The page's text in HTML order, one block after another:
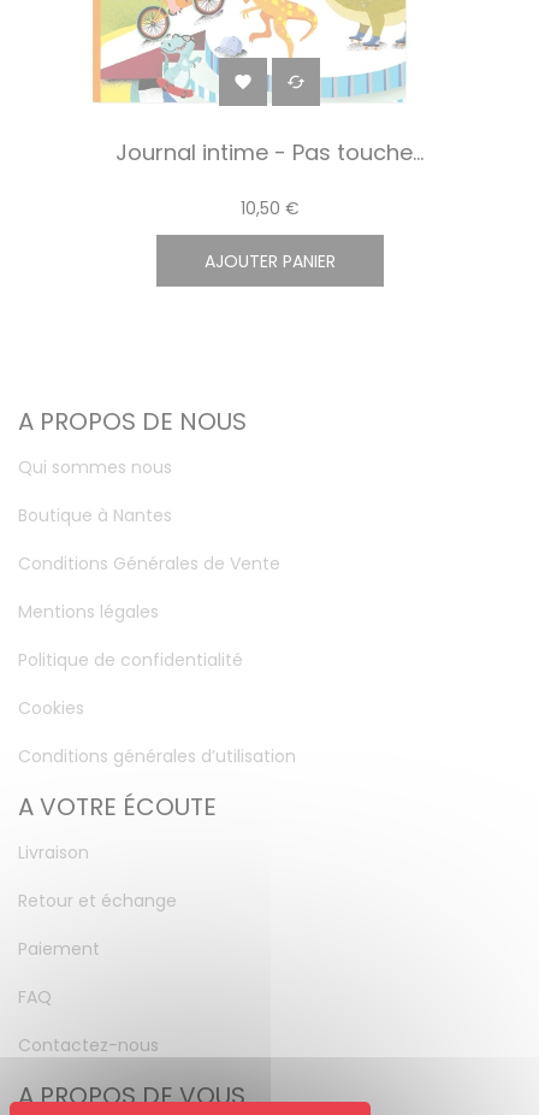
 
Journal intime - Pas touche...
10,50 €
AJOUTER PANIER
A PROPOS DE NOUS
Qui sommes nous
Boutique à Nantes
Conditions Générales de Vente
Mentions légales
Politique de confidentialité
Cookies
Conditions générales d’utilisation
A VOTRE ÉCOUTE
Livraison
Retour et échange
Paiement
FAQ
Contactez-nous
A PROPOS DE VOUS